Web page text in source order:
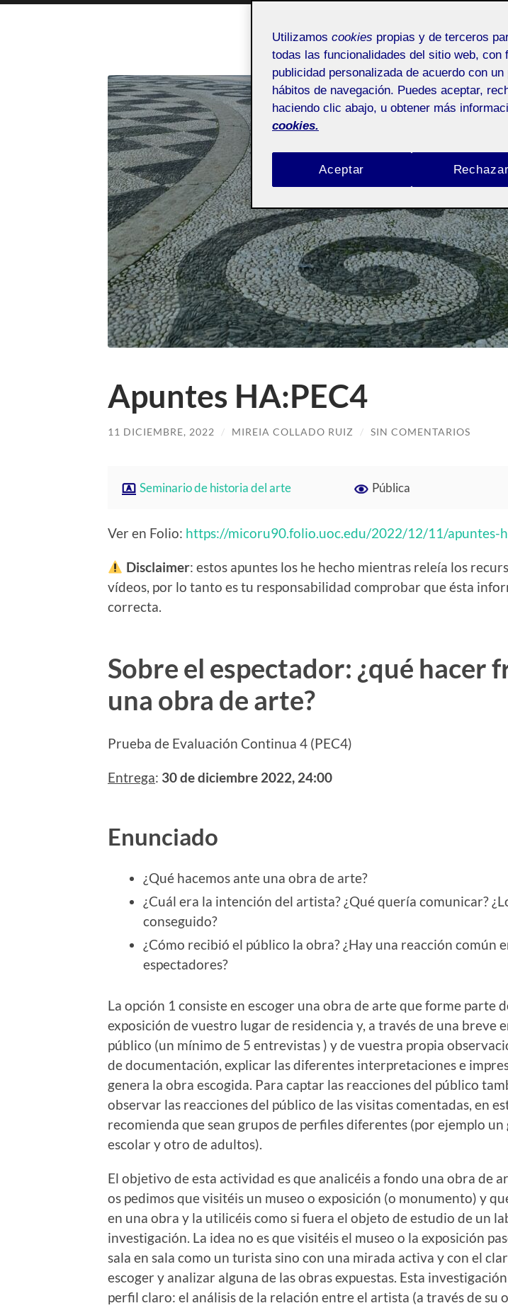
Apuntes HA:PEC4
11 DICIEMBRE, 2022 / MIREIA COLLADO RUIZ / SIN COMENTARIOS
Seminario de historia del arte Pública
Ver en Folio: https://micoru90.folio.uoc.edu/2022/12/11/apuntes-
Disclaimer: estos apuntes los he hecho mientras releía los
vídeos, por lo tanto es tu responsabilidad comprobar que ésta
correcta.
Sobre el espectador: ¿qué hacer
una obra de arte?
Prueba de Evaluación Continua 4 (PEC4)
Entrega: 30 de diciembre 2022, 24:00
Enunciado
¿Qué hacemos ante una obra de arte?
¿Cuál era la intención del artista? ¿Qué quería comunicar?
conseguido?
¿Cómo recibió el público la obra? ¿Hay una reacción común
espectadores?
La opción 1 consiste en escoger una obra de arte que forme parte
exposición de vuestro lugar de residencia y, a través de una breve
público (un mínimo de 5 entrevistas ) y de vuestra propia
de documentación, explicar las diferentes interpretaciones e
genera la obra escogida. Para captar las reacciones del público
observar las reacciones del público de las visitas comentadas, en
recomienda que sean grupos de perfiles diferentes (por ejemplo un
escolar y otro de adultos).
El objetivo de esta actividad es que analicéis a fondo una obra de
os pedimos que visitéis un museo o exposición (o monumento) y
en una obra y la utilicéis como si fuera el objeto de estudio de un
investigación. La idea no es que visitéis el museo o la exposición
sala en sala como un turista sino con una mirada activa y con el
escoger y analizar alguna de las obras expuestas. Esta
perfil claro: el análisis de la relación entre el artista (a través de su
Utilizamos cookies propias y de terceros
todas las funcionalidades del sitio web,
publicidad personalizada de acuerdo con
hábitos de navegación. Puedes aceptar,
haciendo clic abajo, u obtener más
cookies.
Rechazar
Aceptar